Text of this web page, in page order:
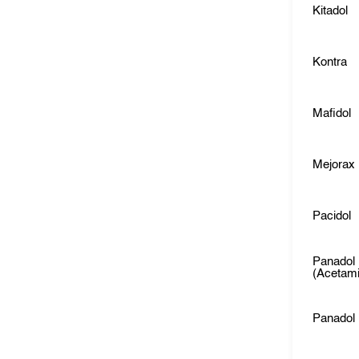
Kitadol
Kontra
Mafidol
Mejorax
Pacidol
Panadol
Panadol